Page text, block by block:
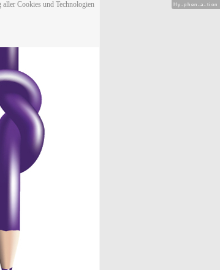
Cookies und Technologien
Hy-phen-a-tion